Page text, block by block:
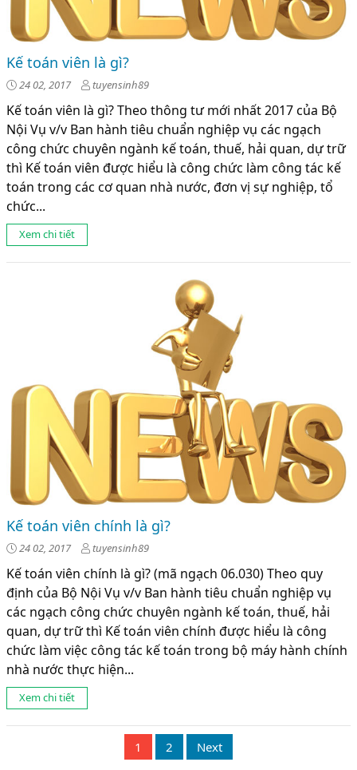
Kế toán viên là gì?
24 02, 2017 tuyensinh89
Kế toán viên là gì? Theo thông tư mới nhất 2017 của Bộ
Nội Vụ v/v Ban hành tiêu chuẩn nghiệp vụ các ngạch
công chức chuyên ngành kế toán, thuế, hải quan, dự trữ
thì Kế toán viên được hiểu là công chức làm công tác kế
toán trong các cơ quan nhà nước, đơn vị sự nghiệp, tổ
chức...
Xem chi tiết
Kế toán viên chính là gì?
24 02, 2017 tuyensinh89
Kế toán viên chính là gì? (mã ngạch 06.030) Theo quy
định của Bộ Nội Vụ v/v Ban hành tiêu chuẩn nghiệp vụ
các ngạch công chức chuyên ngành kế toán, thuế, hải
quan, dự trữ thì Kế toán viên chính được hiểu là công
chức làm việc công tác kế toán trong bộ máy hành chính
nhà nước thực hiện...
Xem chi tiết
1 2 Next